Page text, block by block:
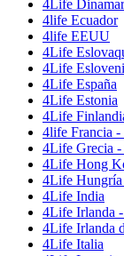
4Life
4life Ecuador
4life EEUU
4Life
4Life
4Life España
4Life Estonia
4Life
4life Francia -
4Life Grecia -
4Life Hong
4Life
4Life India
4Life Irlanda
4Life Irlanda
4Life Italia